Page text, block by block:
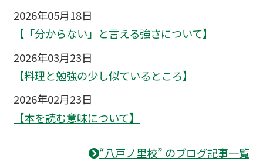
2026年05月18日
【「分からない」と言える強さについて】
2026年03月23日
【料理と勉強の少し似ているところ】
2026年02月23日
【本を読む意味について】
“八戸ノ里校” のブログ記事一覧